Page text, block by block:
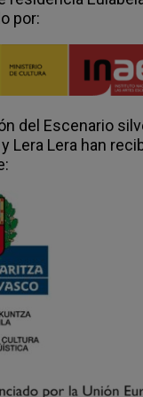
y el principio
participantes es
estructura
de l+s
a través del CV
y muestras de
oportunidad se
l+s participantes,
y la voluntad
creativo.
parte de un
más amplio,
la
y detección
Collins por
por:
del Escenario
Lera Lera han